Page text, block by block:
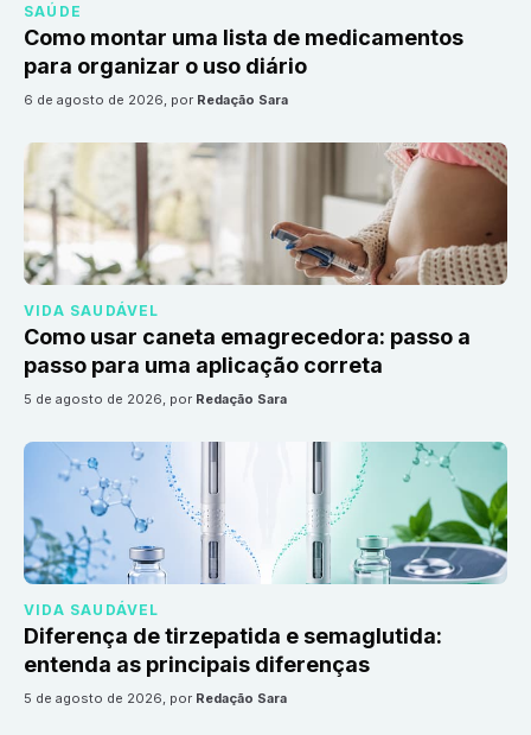
SAÚDE
Como montar uma lista de medicamentos
para organizar o uso diário
6 de agosto de 2026, por Redação Sara
VIDA SAUDÁVEL
Como usar caneta emagrecedora: passo a
passo para uma aplicação correta
5 de agosto de 2026, por Redação Sara
VIDA SAUDÁVEL
Diferença de tirzepatida e semaglutida:
entenda as principais diferenças
5 de agosto de 2026, por Redação Sara